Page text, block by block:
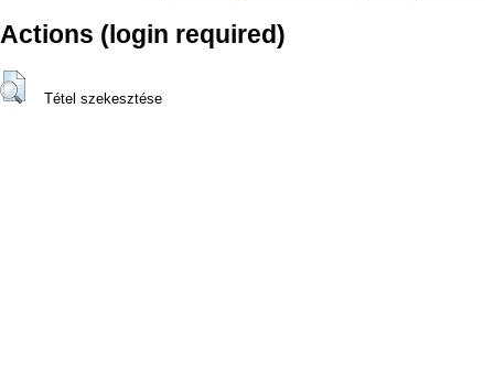
Actions (login required)
Tétel szekesztése